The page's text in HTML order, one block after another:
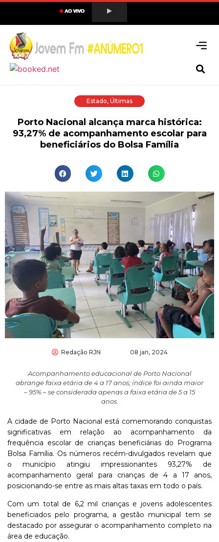
Estado, Últimas
Porto Nacional alcança marca histórica:
93,27% de acompanhamento escolar para
beneficiários do Bolsa Família
Redação RJN 08 jan, 2024
Acompanhamento educacional de Porto Nacional
abrange faixa etária de 4 a 17 anos; índice foi ainda maior
– 95% – se considerada apenas a faixa etária de 5 a 15
anos.
A cidade de Porto Nacional está comemorando conquistas
significativas em relação ao acompanhamento da
frequência escolar de crianças beneficiárias do Programa
Bolsa Família. Os números recém-divulgados revelam que
o município atingiu impressionantes 93,27% de
acompanhamento geral para crianças de 4 a 17 anos,
posicionando-se entre as mais altas taxas em todo o país.
Com um total de 6,2 mil crianças e jovens adolescentes
beneficiados pelo programa, a gestão municipal tem se
destacado por assegurar o acompanhamento completo na
área de educação.